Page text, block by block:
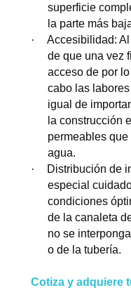
superficie
la parte más
·
Accesibilidad:
de que una vez
acceso de por
cabo las
igual de
la construcción
permeables
agua.
·
Distribución de
especial
condiciones
de la canaleta
no se
o de la tubería.
Cotiza y adquiere